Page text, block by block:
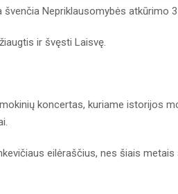
Nepriklausomybės atkūrimo
ir švęsti Laisvę.
koncertas, kuriame istorijos
eilėraščius, nes šiais